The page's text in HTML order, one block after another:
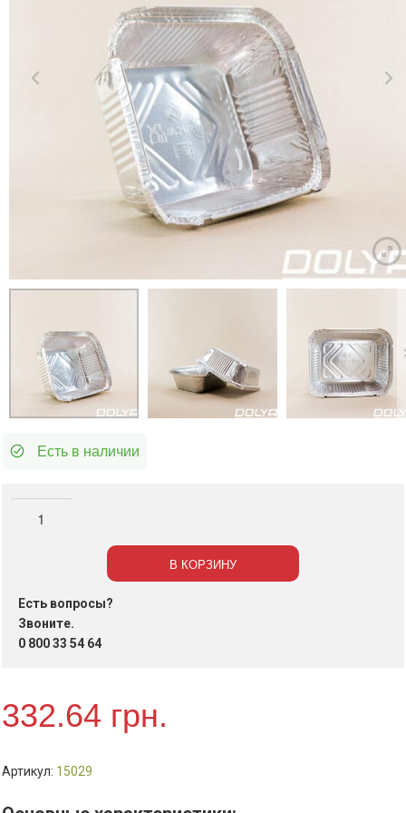
Есть в наличии
Контейнер
100
шт./
уп.
В КОРЗИНУ
Есть вопросы?
Звоните.
0 800 33 54 64
332.64 грн.
Артикул: 15029